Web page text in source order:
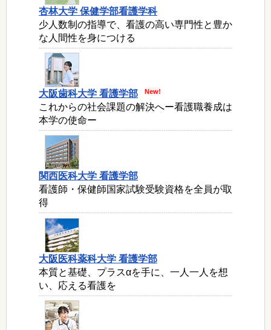
杏林大学 保健学部看護学科
少人数制の指導で、看護の高い専門性と豊か
な人間性を身につける
大阪歯科大学 看護学部
これからの社会課題の解決へー看護職養成は
本学の使命ー
関西医科大学 看護学部
看護師・保健師国家試験受験資格を全員が取
得
大阪医科薬科大学 看護学部
本質と基礎、プラスαを手に、一人一人を想
い、応える看護を